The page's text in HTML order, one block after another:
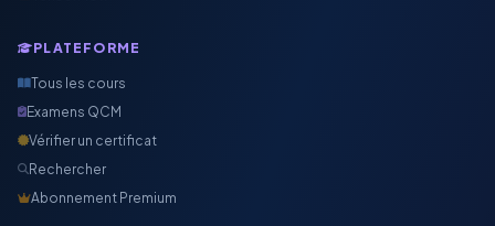
PLATEFORME
Tous les cours
Examens QCM
Vérifier un certificat
Rechercher
Abonnement Premium